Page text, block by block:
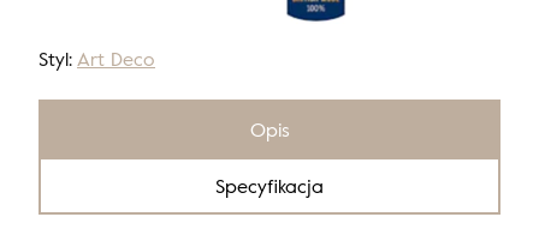
Styl:Art Deco
Opis
Specyfikacja